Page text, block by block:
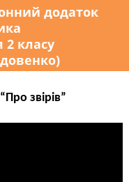
додаток
2 класу
звірів”